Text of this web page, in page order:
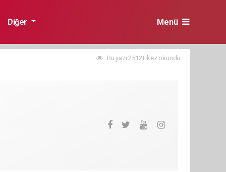
Diğer Menü
Bu yazı 2512+ kez okundu.